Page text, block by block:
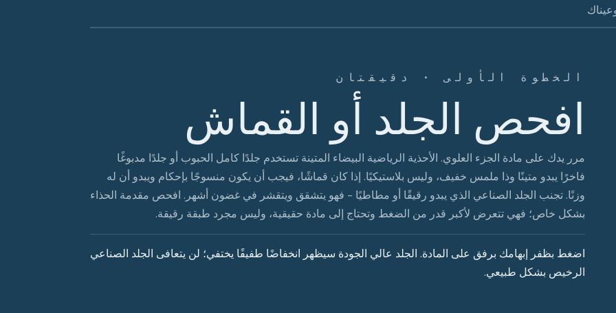
الخطوة الأولى · دقيقتان
افحص الجلد أو القماش
مرر يدك على مادة الجزء العلوي. الأحذية الرياضية البيضاء المتينة تستخدم جلدًا كامل الحبوب أو جلدًا مدبوغًا
فاخرًا يبدو متينًا وذا ملمس خفيف، وليس بلاستيكيًا. إذا كان قماشًا، فيجب أن يكون منسوجًا بإحكام ويبدو أن له
وزنًا. تجنب الجلد الصناعي الذي يبدو رقيقًا أو مطاطيًا - فهو يتشقق ويتقشر في غضون أشهر. افحص مقدمة الحذاء
بشكل خاص؛ فهي تتعرض لأكبر قدر من الضغط وتحتاج إلى مادة حقيقية، وليس مجرد طبقة رقيقة.
اضغط بظفر إبهامك برفق على المادة. الجلد عالي الجودة سيظهر انخفاضًا طفيفًا يختفي؛ لن يتعافى الجلد الصناعي
الرخيص بشكل طبيعي.